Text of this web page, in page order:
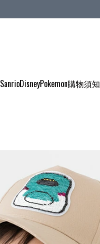
SanrioDisneyPokemon購物須知